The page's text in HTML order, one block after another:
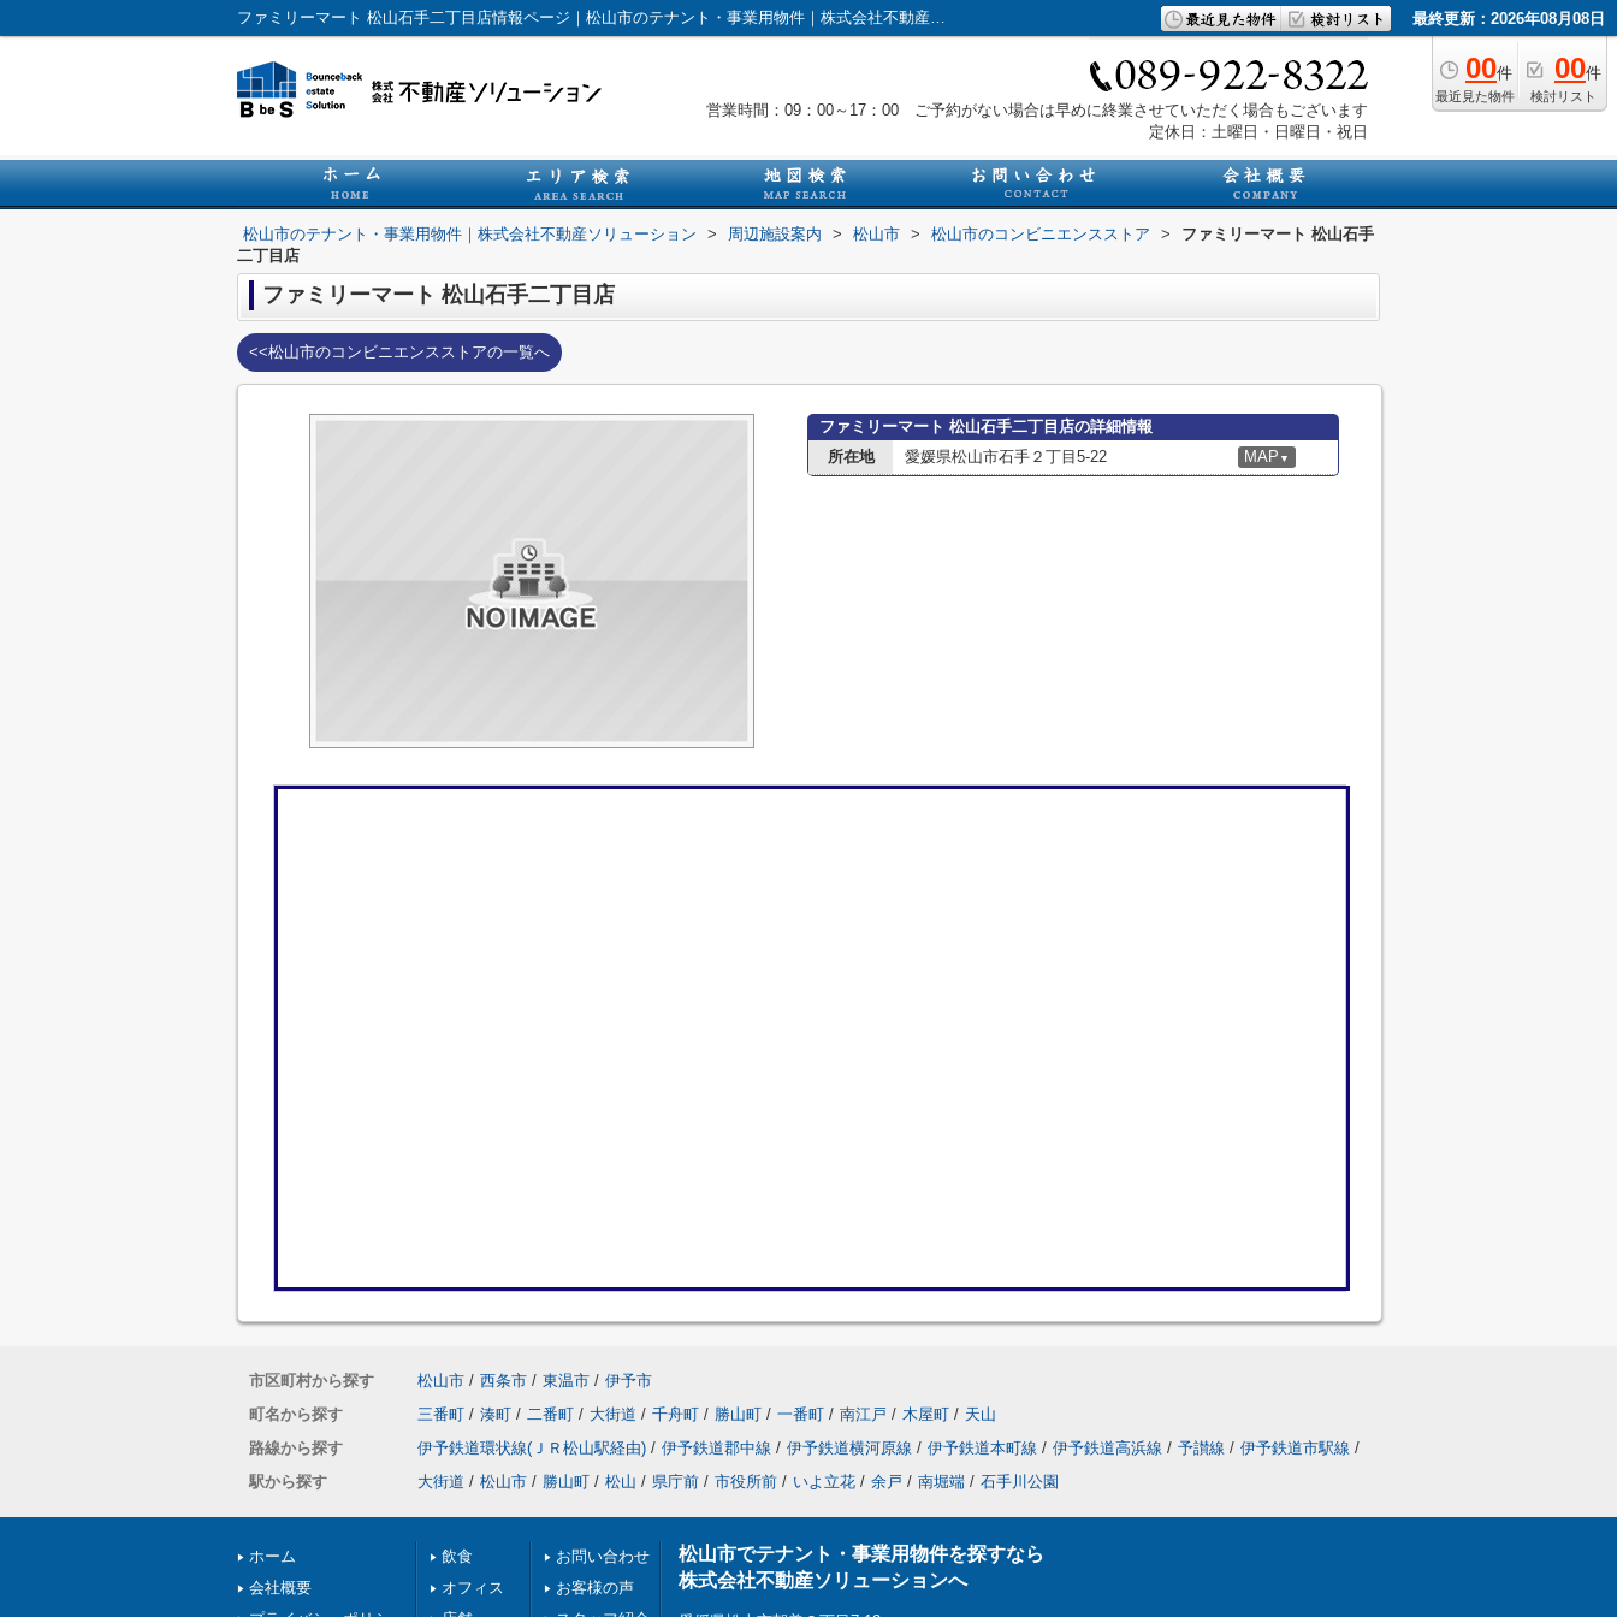
ファミリーマート 松山石手二丁目店情報ページ｜松山市のテナント・事業用物件｜株式会社不動産ソリューション 最終更新：2026年08月08日
00件
最近見た物件
00件
検討リスト
営業時間：09：00～17：00 ご予約がない場合は早めに終業させていただく場合もございます
定休日：土曜日・日曜日・祝日
松山市のテナント・事業用物件｜株式会社不動産ソリューション > 周辺施設案内 > 松山市 > 松山市のコンビニエンスストア >
ファミリーマート 松山石手
二丁目店
ファミリーマート 松山石手二丁目店
<<松山市のコンビニエンスストアの一覧へ
ファミリーマート 松山石手二丁目店の詳細情報
所在地
愛媛県松山市石手２丁目5-22 MAP ▼
市区町村から探す 松山市 / 西条市 / 東温市 / 伊予市
町名から探す
三番町 / 湊町 / 二番町 / 大街道 / 千舟町 / 勝山町 / 一番町 / 南江戸 / 木屋町 / 天山
路線から探す
伊予鉄道環状線(ＪＲ松山駅経由) / 伊予鉄道郡中線 / 伊予鉄道横河原線 / 伊予鉄道本町線 / 伊予鉄道高浜線 / 予讃線 / 伊予鉄道市駅線 /
駅から探す
大街道 / 松山市 / 勝山町 / 松山 / 県庁前 / 市役所前 / いよ立花 / 余戸 / 南堀端 / 石手川公園
ホーム
会社概要
飲食
オフィス
お問い合わせ
お客様の声
松山市でテナント・事業用物件を探すなら
株式会社不動産ソリューションへ